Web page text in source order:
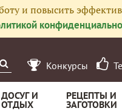
и повысить
Конкурсы
ДОСУГ И
ОТДЫХ
РЕЦЕПТЫ И
ЗАГОТОВКИ